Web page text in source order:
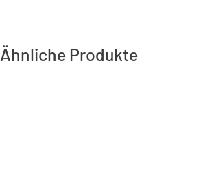
Ähnliche Produkte